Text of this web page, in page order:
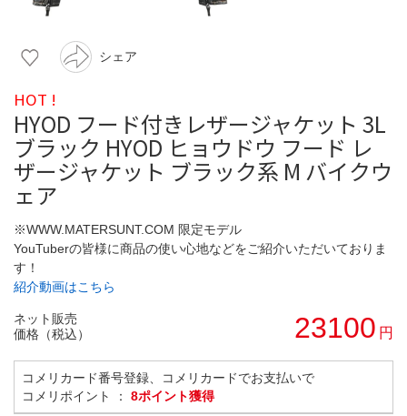
シェア
HOT !
HYOD フード付きレザージャケット 3L
ブラック HYOD ヒョウドウ フード レ
ザージャケット ブラック系 M バイクウ
ェア
※WWW.MATERSUNT.COM 限定モデル
YouTuberの皆様に商品の使い心地などをご紹介いただいておりま
す！
紹介動画はこちら
ネット販売
価格（税込）
23100 円
コメリカード番号登録、コメリカードでお支払いで
コメリポイント ： 8ポイント獲得